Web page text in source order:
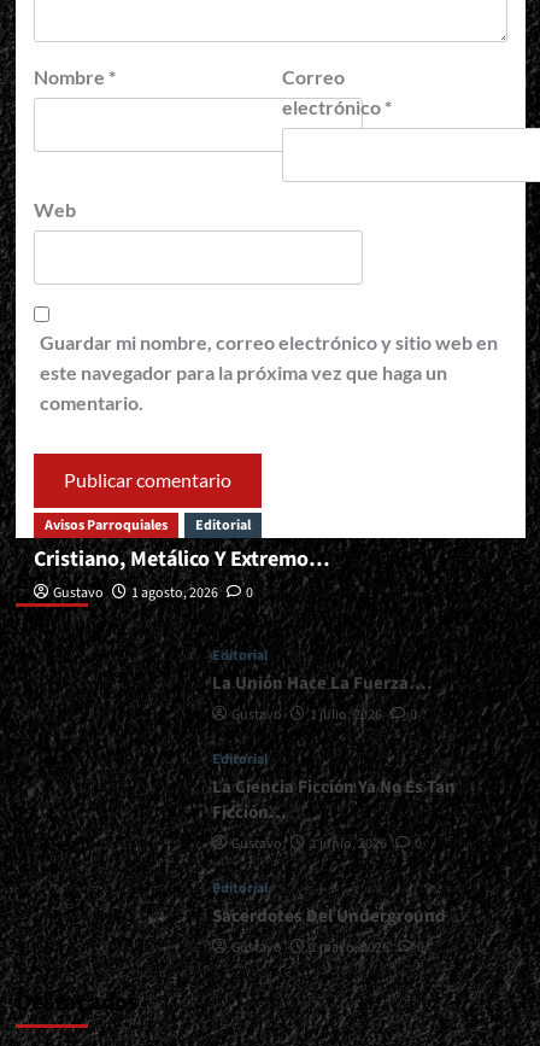
Nombre *
Correo
electrónico *
Web
Guardar mi nombre, correo electrónico y sitio web en
este navegador para la próxima vez que haga un
comentario.
Editorial
Avisos Parroquiales Editorial
Cristiano, Metálico Y Extremo…
Gustavo 1 agosto, 2026 0
Editorial
La Unión Hace La Fuerza….
Gustavo 1 julio, 2026 0
Editorial
La Ciencia Ficción Ya No Es Tan
Ficción…
Gustavo 1 junio, 2026 0
Editorial
Sacerdotes Del Underground
Gustavo 1 mayo, 2026 0
Destacados